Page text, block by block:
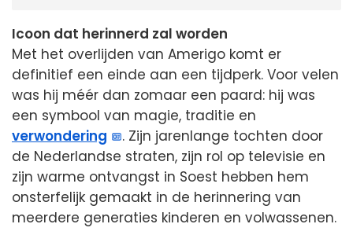
Icoon dat herinnerd zal worden
Met het overlijden van Amerigo komt er
definitief een einde aan een tijdperk. Voor velen
was hij méér dan zomaar een paard: hij was
een symbool van magie, traditie en
verwondering
. Zijn jarenlange tochten door
de Nederlandse straten, zijn rol op televisie en
zijn warme ontvangst in Soest hebben hem
onsterfelijk gemaakt in de herinnering van
meerdere generaties kinderen en volwassenen.